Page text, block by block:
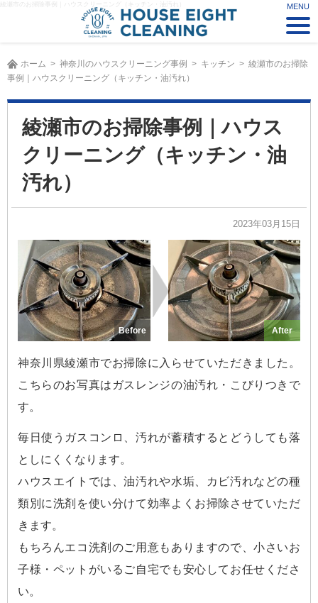
綾瀬市のお掃除事例｜ハウスクリーニング（キッチン・油汚れ）
ホーム 神奈川のハウスクリーニング事例 キッチン
綾瀬市のお掃除
事例｜ハウスクリーニング（キッチン・油汚れ）
綾瀬市のお掃除事例｜ハウス
クリーニング（キッチン・油
汚れ）
2023年03月15日
Before After
神奈川県綾瀬市でお掃除に入らせていただきました。
こちらのお写真はガスレンジの油汚れ・こびりつきで
す。
毎日使うガスコンロ、汚れが蓄積するとどうしても落
としにくくなります。
ハウスエイトでは、油汚れや水垢、カビ汚れなどの種
類別に洗剤を使い分けて効率よくお掃除させていただ
きます。
もちろんエコ洗剤のご用意もありますので、小さいお
子様・ペットがいるご自宅でも安心してお任せくださ
い。